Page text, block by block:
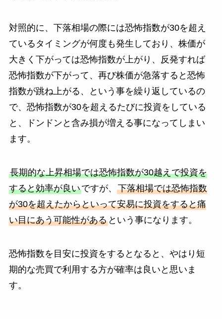
対照的に、下落相場の際には恐怖指数が30を超え
ているタイミングが何度も発生しており、株価が
大きく下がっては恐怖指数が上がり、反発すれば
恐怖指数が下がって、再び株価が急落すると恐怖
指数が跳ね上がる、という事を繰り返しているの
で、恐怖指数が30を超えるたびに投資をしている
と、ドンドンと含み損が増える事になってしまい
ます。
長期的な上昇相場では恐怖指数が30越えで投資を
すると効率が良いですが、 下落相場では恐怖指数
が30を超えたからといって安易に投資をすると痛
い目にあう可能性があるという事になります。
恐怖指数を目安に投資をするとなると、やはり短
期的な売買で利用する方が確率は良いと思いま
す。